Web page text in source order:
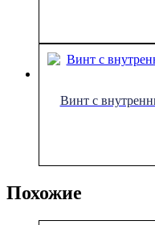
Винт с
Похожие